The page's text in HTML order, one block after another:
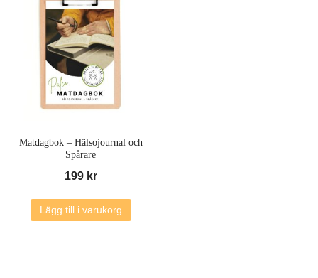
Matdagbok – Hälsojournal och
Spårare
199 kr
Lägg till i varukorg